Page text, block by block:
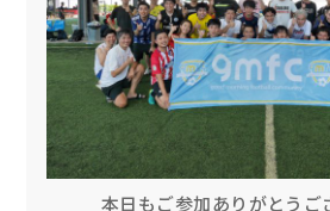
本日もご参加ありがとうご